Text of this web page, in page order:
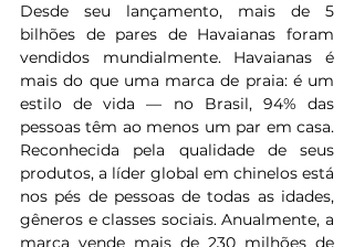
Desde seu lançamento, mais de 5
bilhões de pares de Havaianas foram
vendidos mundialmente. Havaianas é
mais do que uma marca de praia: é um
estilo de vida — no Brasil, 94% das
pessoas têm ao menos um par em casa.
Reconhecida pela qualidade de seus
produtos, a líder global em chinelos está
nos pés de pessoas de todas as idades,
gêneros e classes sociais. Anualmente, a
marca vende mais de 230 milhões de